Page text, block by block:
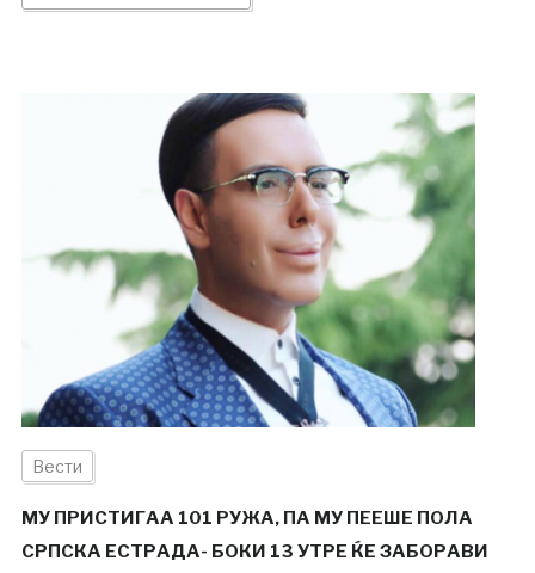
Вести
МУ ПРИСТИГАА 101 РУЖА, ПА МУ ПЕЕШЕ ПОЛА
СРПСКА ЕСТРАДА- БОКИ 13 УТРЕ ЌЕ ЗАБОРАВИ